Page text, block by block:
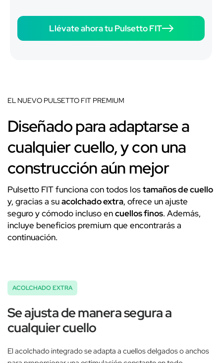
Llévate ahora tu Pulsetto FIT
EL NUEVO PULSETTO FIT PREMIUM
Diseñado para adaptarse a
cualquier cuello, y con una
construcción aún mejor
Pulsetto FIT funciona con todos lostamaños de cuello
y, gracias a suacolchado extra, ofrece un ajuste
seguro y cómodo incluso encuellos finos. Además,
incluye beneficios premium que encontrarás a
continuación.
ACOLCHADO EXTRA
Se ajusta de manera segura a
cualquier cuello
El acolchado integrado se adapta a cuellos delgados o anchos